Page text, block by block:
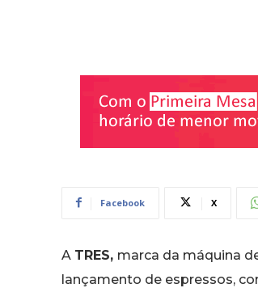
Facebook X
A TRES, marca da máquina
lançamento de espressos,